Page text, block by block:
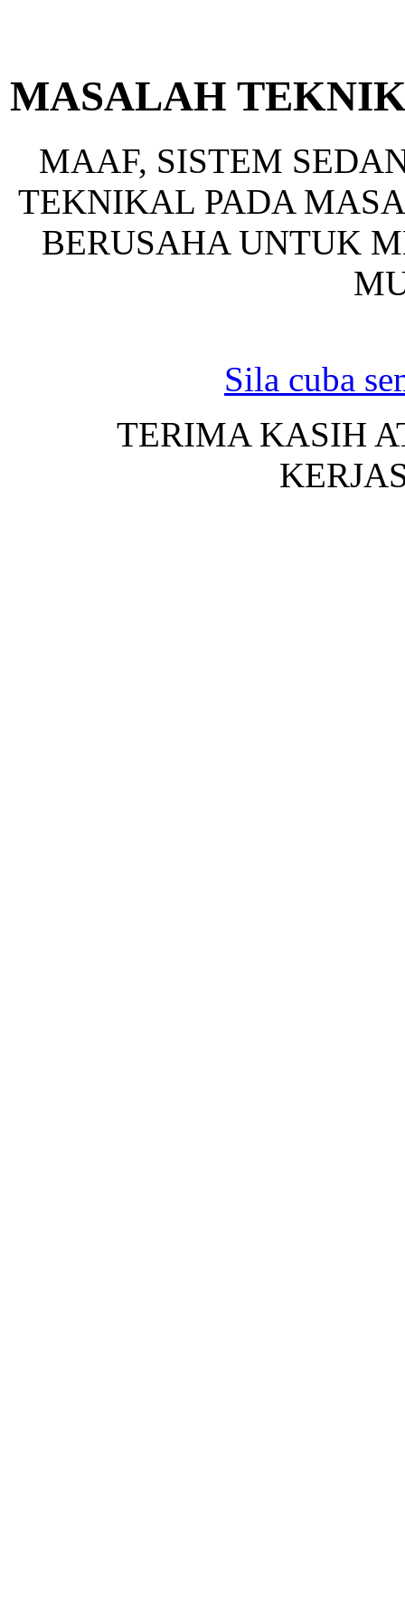
MASALAH
MAAF, SISTEM
TEKNIKAL PADA
BERUSAHA UNTUK
Sila cuba
TERIMA KASIH